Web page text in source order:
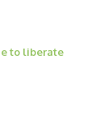
to liberate